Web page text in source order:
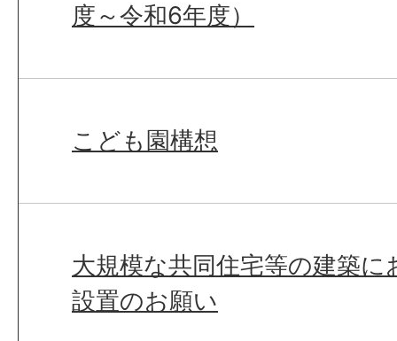
度～令和6年度）
こども園構想
大規模な共同住宅等の建築に
設置のお願い